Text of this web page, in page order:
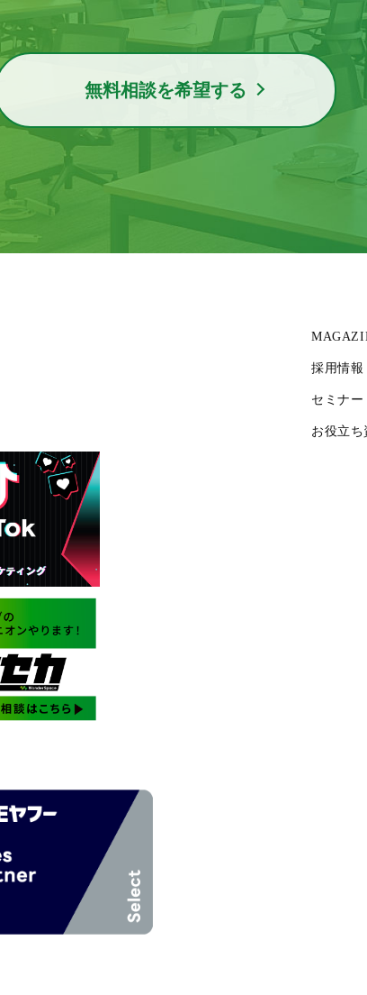
無料相談を希望する
採用情報
セミナー
お役立ち